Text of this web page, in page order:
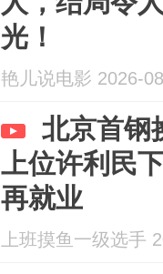
光！
艳儿说电影 2026-
北京首钢
上位许利民
再就业
上班摸鱼一级选手